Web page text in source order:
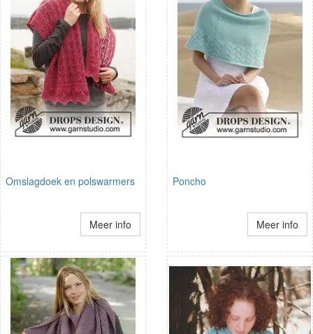
Omslagdoek en polswarmers
Meer info
Poncho
Meer info